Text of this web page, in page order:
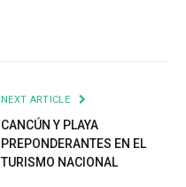
NEXT ARTICLE
CANCÚN Y PLAYA
PREPONDERANTES EN EL
TURISMO NACIONAL